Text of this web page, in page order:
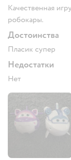
Качественная
робокары.
Достоинства
Пласик супер
Недостатки
Нет